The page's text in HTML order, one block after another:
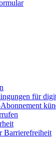
für
Barrierefreiheit